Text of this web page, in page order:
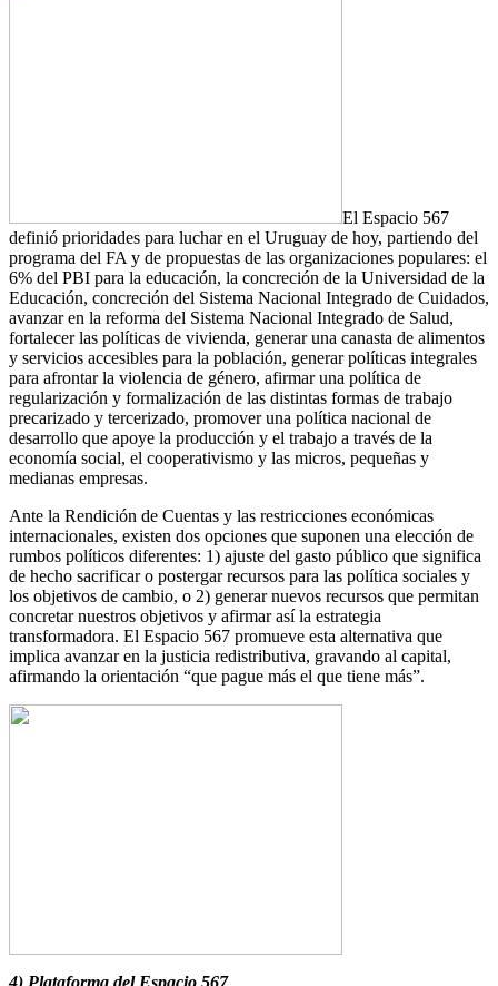
El Espacio 567
definió prioridades para luchar en el Uruguay de hoy, partiendo del
programa del FA y de propuestas de las organizaciones populares: el
6% del PBI para la educación, la concreción de la Universidad de la
Educación, concreción del Sistema Nacional Integrado de Cuidados,
avanzar en la reforma del Sistema Nacional Integrado de Salud,
fortalecer las políticas de vivienda, generar una canasta de alimentos
y servicios accesibles para la población, generar políticas integrales
para afrontar la violencia de género, afirmar una política de
regularización y formalización de las distintas formas de trabajo
precarizado y tercerizado, promover una política nacional de
desarrollo que apoye la producción y el trabajo a través de la
economía social, el cooperativismo y las micros, pequeñas y
medianas empresas.
Ante la Rendición de Cuentas y las restricciones económicas
internacionales, existen dos opciones que suponen una elección de
rumbos políticos diferentes: 1) ajuste del gasto público que significa
de hecho sacrificar o postergar recursos para las política sociales y
los objetivos de cambio, o 2) generar nuevos recursos que permitan
concretar nuestros objetivos y afirmar así la estrategia
transformadora. El Espacio 567 promueve esta alternativa que
implica avanzar en la justicia redistributiva, gravando al capital,
afirmando la orientación “que pague más el que tiene más”.
4) Plataforma del Espacio 567